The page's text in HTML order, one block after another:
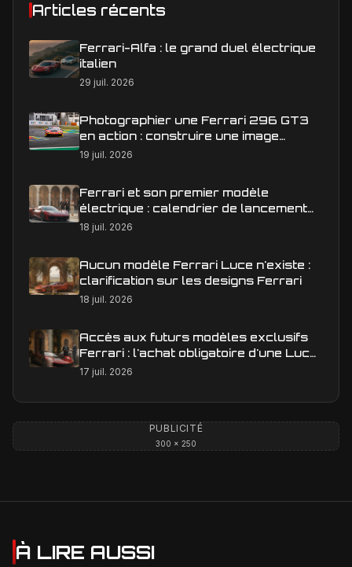
Articles récents
Ferrari-Alfa : le grand duel électrique
italien
29 juil. 2026
Photographier une Ferrari 296 GT3
en action : construire une image
éditoriale qui raconte la course
19 juil. 2026
Ferrari et son premier modèle
électrique : calendrier de lancement
en Europe
18 juil. 2026
Aucun modèle Ferrari Luce n'existe :
clarification sur les designs Ferrari
18 juil. 2026
Accès aux futurs modèles exclusifs
Ferrari : l'achat obligatoire d'une Luce
est-il une réalité ?
17 juil. 2026
PUBLICITÉ
300 × 250
À LIRE AUSSI